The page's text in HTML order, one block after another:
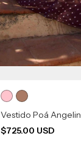
Vestido Poá
$725.00 USD